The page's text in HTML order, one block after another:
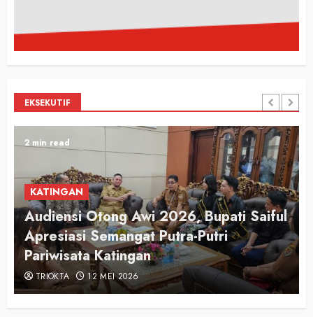
EKSEKUTIF
2 min read
KATINGAN
Audiensi Otong Awi 2026, Bupati Saiful
Apresiasi Semangat Putra-Putri
Pariwisata Katingan
TRIOKTA 12 MEI 2026